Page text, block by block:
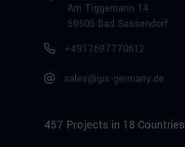
Am Tiggemann 14
59505 Bad Sassendorf
+4917697770612
sales@ips-germany.de
457 Projects in 18 Countries